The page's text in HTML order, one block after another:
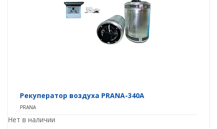
Рекуператор воздуха PRANA-340A
PRANA
Нет в наличии